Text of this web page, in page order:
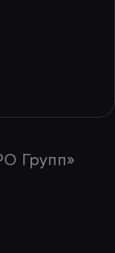
Групп»